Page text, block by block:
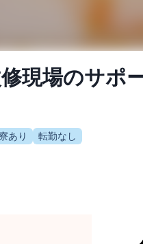
現場のサポ
あり 転勤なし